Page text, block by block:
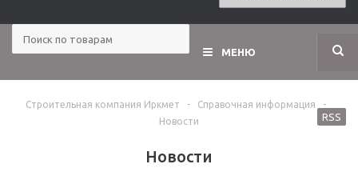
МЕНЮ
Строительная компания Иркмет - Справочная информация
-
Новости
Новости
RSS